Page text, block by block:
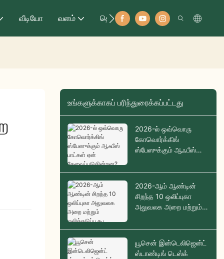
வீடியோ வளம் தொடர்பு
உங்களுக்காகப் பரிந்துரைக்கப்பட்டது
2026-ல் ஒவ்வொரு
கோவொர்க்கிங்
ஸ்பேஸுக்கும் ஆஃபீஸ்
தேவைப்படுகின்றன?
2026-ஆம் ஆண்டின்
சிறந்த 10 ஒலிப்புகா
அலுவலக அறை மற்றும்
உற்பத்தியாளர்கள்
யூசென் இன்டெலிஜென்ட்
ஸ்டாண்டிங் டெஸ்க்